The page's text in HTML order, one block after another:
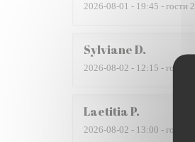
2026-08-01 - 19:45 - гости 2
SylvianeD
2026-08-02 - 12:15 - гости 2
LaetitiaP
2026-08-02 - 13:00 - гости 6